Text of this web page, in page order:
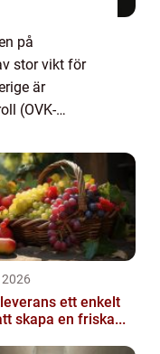
på
stor vikt för
är
(OVK-
ett enkelt
skapa en friska...